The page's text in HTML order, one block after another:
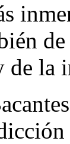
de la